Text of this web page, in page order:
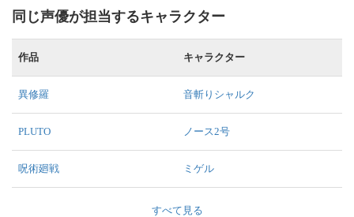
同じ声優が担当するキャラクター
作品 キャラクター
異修羅 音斬りシャルク
PLUTO ノース2号
呪術廻戦 ミゲル
すべて見る